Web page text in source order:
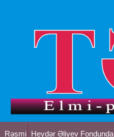
Rəsmi Heydər Əliyev Fondunda